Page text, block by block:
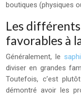
boutiques (physiques
Les
favorables à
Généralement, le
diviser en grandes
Toutefois, c’est
démontré avoir les